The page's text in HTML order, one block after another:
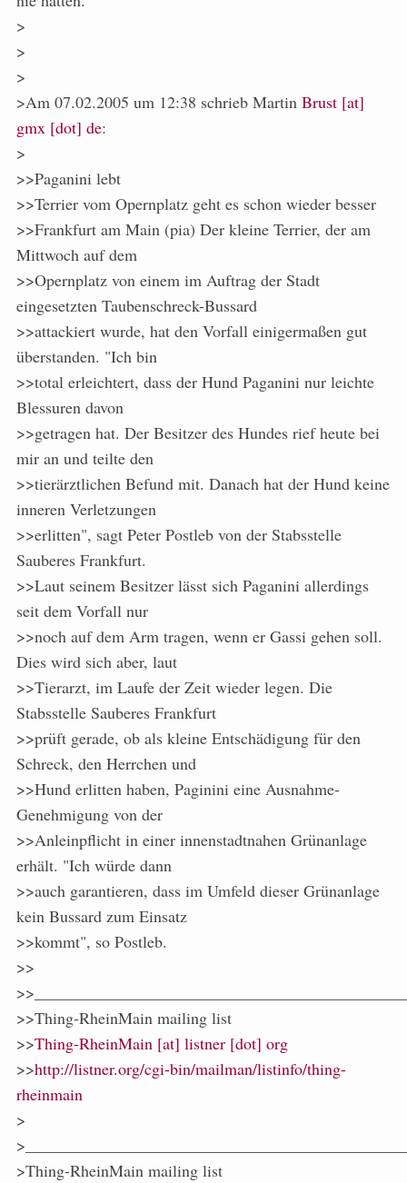
>
>
>
>Am 07.02.2005 um 12:38 schrieb Martin Brust [at]
gmx [dot] de:
>
>>Paganini lebt
>>Terrier vom Opernplatz geht es schon wieder besser
>>Frankfurt am Main (pia) Der kleine Terrier, der am
Mittwoch auf dem
>>Opernplatz von einem im Auftrag der Stadt
eingesetzten Taubenschreck-Bussard
>>attackiert wurde, hat den Vorfall einigermaßen gut
überstanden. "Ich bin
>>total erleichtert, dass der Hund Paganini nur leichte
Blessuren davon
>>getragen hat. Der Besitzer des Hundes rief heute bei
mir an und teilte den
>>tierärztlichen Befund mit. Danach hat der Hund keine
inneren Verletzungen
>>erlitten", sagt Peter Postleb von der Stabsstelle
Sauberes Frankfurt.
>>Laut seinem Besitzer lässt sich Paganini allerdings
seit dem Vorfall nur
>>noch auf dem Arm tragen, wenn er Gassi gehen soll.
Dies wird sich aber, laut
>>Tierarzt, im Laufe der Zeit wieder legen. Die
Stabsstelle Sauberes Frankfurt
>>prüft gerade, ob als kleine Entschädigung für den
Schreck, den Herrchen und
>>Hund erlitten haben, Paginini eine Ausnahme-
Genehmigung von der
>>Anleinpflicht in einer innenstadtnahen Grünanlage
erhält. "Ich würde dann
>>auch garantieren, dass im Umfeld dieser Grünanlage
kein Bussard zum Einsatz
>>kommt", so Postleb.
>>
>>Thing-RheinMain mailing list
>>Thing-RheinMain [at] listner [dot] org
>>http://listner.org/cgi-bin/mailman/listinfo/thing-
rheinmain
>
>Thing-RheinMain mailing list